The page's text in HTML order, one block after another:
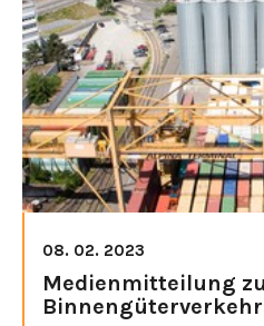
08. 02. 2023
Medienmitteilung